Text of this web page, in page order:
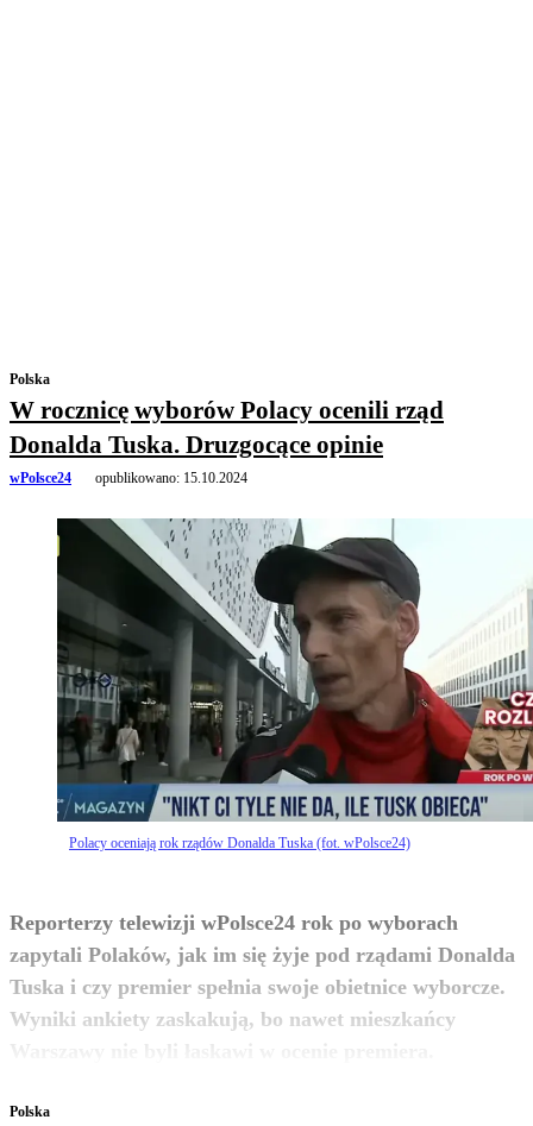
Polska
W rocznicę wyborów Polacy ocenili rząd
Donalda Tuska. Druzgocące opinie
wPolsce24 opublikowano: 15.10.2024
Polacy oceniają rok rządów Donalda Tuska (fot. wPolsce24)
Reporterzy telewizji wPolsce24 rok po wyborach
zapytali Polaków, jak im się żyje pod rządami Donalda
Tuska i czy premier spełnia swoje obietnice wyborcze.
Wyniki ankiety zaskakują, bo nawet mieszkańcy
zobacz więcej
Polska